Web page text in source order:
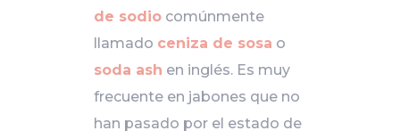
de sodiocomúnmente
llamado ceniza de sosa o
soda ash en inglés. Es muy
frecuente en jabones que no
han pasado por el estado de